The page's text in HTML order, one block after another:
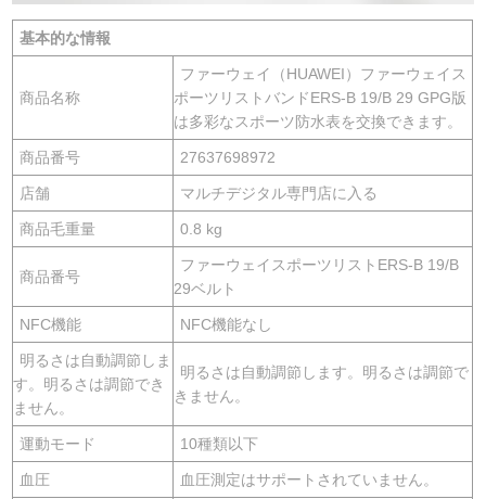
基本的な情報
商品名称
ファーウェイ（HUAWEI）ファーウェイス
ポーツリストバンドERS-B 19/B 29 GPG版
は多彩なスポーツ防水表を交換できます。
商品番号 27637698972
店舗 マルチデジタル専門店に入る
商品毛重量 0.8 kg
商品番号
ファーウェイスポーツリストERS-B 19/B
29ベルト
NFC機能 NFC機能なし
明るさは自動調節しま
す。明るさは調節でき
ません。
明るさは自動調節します。明るさは調節で
きません。
運動モード 10種類以下
血圧 血圧測定はサポートされていません。